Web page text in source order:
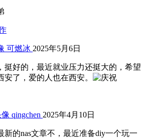
可燃冰 2025年5月6日
挺好的，最近就业压力还挺大的，希望
安了，爱的人也在西安。
qingchen 2025年4月10日
新的nas文章不，最近准备diy一个玩一